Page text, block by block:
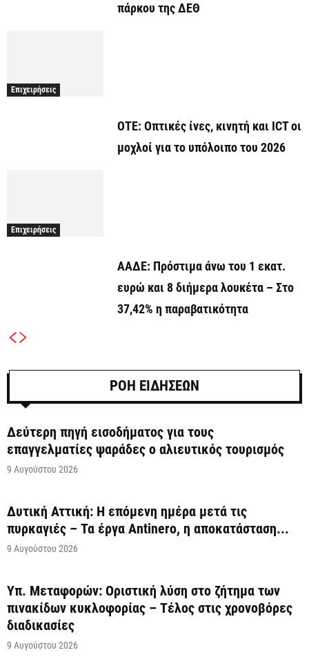
πάρκου της ΔΕΘ
Επιχειρήσεις
ΟΤΕ: Οπτικές ίνες, κινητή και ICT οι
μοχλοί για το υπόλοιπο του 2026
Επιχειρήσεις
ΑΑΔΕ: Πρόστιμα άνω του 1 εκατ.
ευρώ και 8 διήμερα λουκέτα – Στο
37,42% η παραβατικότητα
ΡΟΗ ΕΙΔΗΣΕΩΝ
Δεύτερη πηγή εισοδήματος για τους
επαγγελματίες ψαράδες ο αλιευτικός τουρισμός
9 Αυγούστου 2026
Δυτική Αττική: Η επόμενη ημέρα μετά τις
πυρκαγιές – Τα έργα Antinero, η αποκατάσταση...
9 Αυγούστου 2026
Υπ. Μεταφορών: Οριστική λύση στο ζήτημα των
πινακίδων κυκλοφορίας – Τέλος στις χρονοβόρες
διαδικασίες
9 Αυγούστου 2026